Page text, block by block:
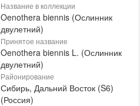
Название в коллекции
Oenothera biennis (Ослинник
двулетний)
Принятое название
Oenothera biennis L. (Ослинник
двулетний)
Районирование
Сибирь, Дальний Восток (S6)
(Россия)